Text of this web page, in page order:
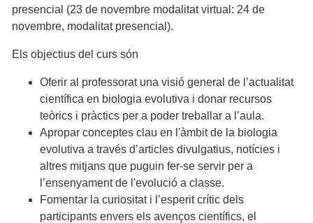
presencial (23 de novembre modalitat virtual: 24 de
novembre, modalitat presencial).
Els objectius del curs són
Oferir al professorat una visió general de l’actualitat
científica en biologia evolutiva i donar recursos
teòrics i pràctics per a poder treballar a l’aula.
Apropar conceptes clau en l'àmbit de la biologia
evolutiva a través d’articles divulgatius, notícies i
altres mitjans que puguin fer-se servir per a
l’ensenyament de l'evolució a classe.
Fomentar la curiositat i l’esperit crític dels
participants envers els avenços científics, el